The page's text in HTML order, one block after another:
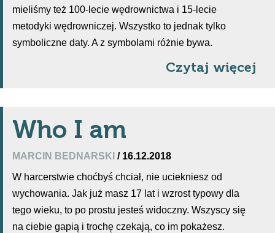
mieliśmy też 100-lecie wędrownictwa i 15-lecie
metodyki wędrowniczej. Wszystko to jednak tylko
symboliczne daty. A z symbolami różnie bywa.
Czytaj więcej
Who I am
MARCIN BEDNARSKI / 16.12.2018
W harcerstwie choćbyś chciał, nie uciekniesz od
wychowania. Jak już masz 17 lat i wzrost typowy dla
tego wieku, to po prostu jesteś widoczny. Wszyscy się
na ciebie gapią i trochę czekają, co im pokażesz.